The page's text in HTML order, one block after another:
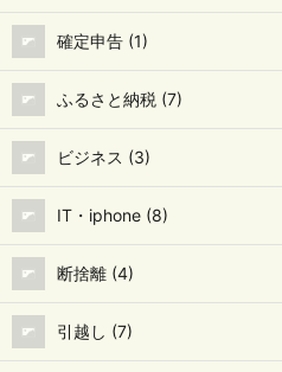
確定申告 (1)
ふるさと納税 (7)
ビジネス (3)
IT・iphone (8)
断捨離 (4)
引越し (7)